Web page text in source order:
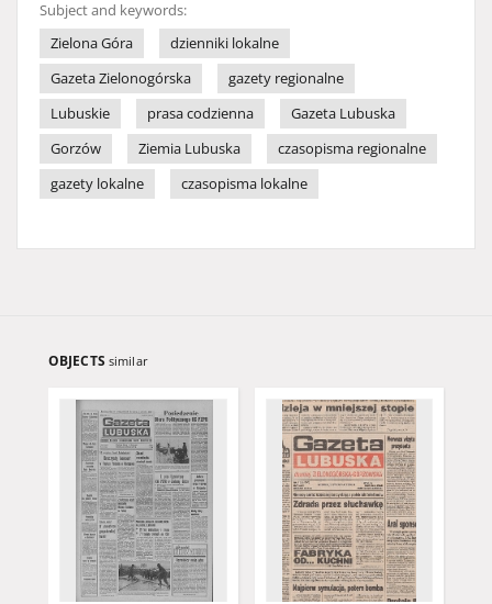
Subject and keywords:
Zielona Góra
dzienniki lokalne
Gazeta Zielonogórska
gazety regionalne
Lubuskie
prasa codzienna
Gazeta Lubuska
Gorzów
Ziemia Lubuska
czasopisma regionalne
gazety lokalne
czasopisma lokalne
OBJECTS similar